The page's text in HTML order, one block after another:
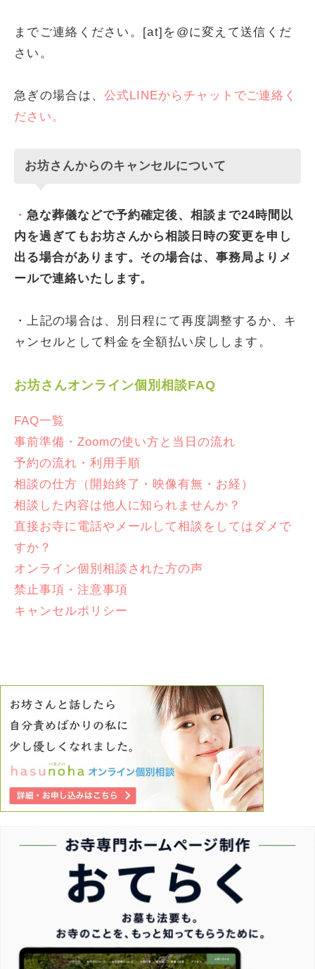
までご連絡ください。[at]を@に変えて送信くだ
さい。
急ぎの場合は、公式LINEからチャットでご連絡く
ださい。
お坊さんからのキャンセルについて
・ 急な葬儀などで予約確定後、相談まで24時間以
内を過ぎてもお坊さんから相談日時の変更を申し
出る場合があります。その場合は、事務局よりメ
ールで連絡いたします。
・上記の場合は、別日程にて再度調整するか、キ
ャンセルとして料金を全額払い戻しします。
お坊さんオンライン個別相談FAQ
FAQ一覧
事前準備・Zoomの使い方と当日の流れ
予約の流れ・利用手順
相談の仕方（開始終了・映像有無・お経）
相談した内容は他人に知られませんか？
直接お寺に電話やメールして相談をしてはダメで
すか？
オンライン個別相談された方の声
禁止事項・注意事項
キャンセルポリシー